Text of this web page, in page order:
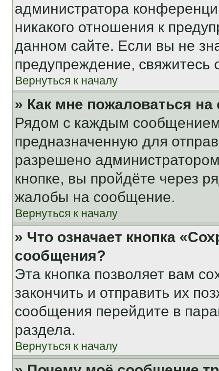
администратора
никакого отношения к
данном сайте. Если вы не
предупреждение,
Вернуться к началу
» Как мне пожаловаться
Рядом с каждым сообщением
предназначенную для
разрешено
кнопке, вы пройдёте через
жалобы на сообщение.
Вернуться к началу
» Что означает кнопка
сообщения?
Эта кнопка позволяет вам
закончить и отправить их
сообщения перейдите в
раздела.
Вернуться к началу